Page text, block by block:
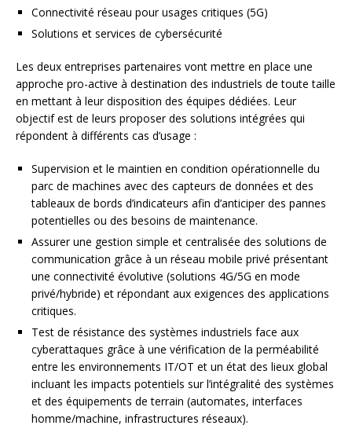
Connectivité réseau pour usages critiques (5G)
Solutions et services de cybersécurité
Les deux entreprises partenaires vont mettre en place une
approche pro-active à destination des industriels de toute taille
en mettant à leur disposition des équipes dédiées. Leur
objectif est de leurs proposer des solutions intégrées qui
répondent à différents cas d’usage :
Supervision et le maintien en condition opérationnelle du
parc de machines avec des capteurs de données et des
tableaux de bords d’indicateurs afin d’anticiper des pannes
potentielles ou des besoins de maintenance.
Assurer une gestion simple et centralisée des solutions de
communication grâce à un réseau mobile privé présentant
une connectivité évolutive (solutions 4G/5G en mode
privé/hybride) et répondant aux exigences des applications
critiques.
Test de résistance des systèmes industriels face aux
cyberattaques grâce à une vérification de la perméabilité
entre les environnements IT/OT et un état des lieux global
incluant les impacts potentiels sur l’intégralité des systèmes
et des équipements de terrain (automates, interfaces
homme/machine, infrastructures réseaux).